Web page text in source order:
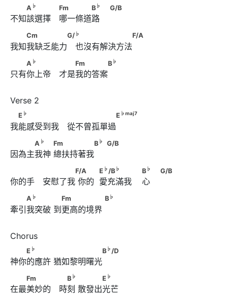
A ♭ Fm　　　　B ♭ G/B
A ♭ Fm B ♭ G/B
不知該選擇　哪一條道路
Cm　　　　　G/
F/A
Cm G/ ♭ F/A
我知我缺乏能力　也沒有解決方法
A ♭ Fm　　　　B
A ♭ Fm B ♭
只有你上帝　才是我的答案
E ♭ E♭maj
E ♭ E ♭maj7
我能感受到我　從不曾孤單過
A ♭
Fm
B♭ G/B
A ♭ Fm B ♭ G/B
因為主我神 總扶持著我
F/A      　　            E
/B♭
B ♭ G/B
F/A E ♭ /B ♭ B ♭ G/B
你的手　安慰了我 你的  愛充滿我    心
A ♭ Fm　　　　　      B
A ♭ Fm B ♭
牽引我突破 到更高的境界
E ♭ B
E ♭ B ♭ /D
神你的應許 猶如黎明曙光
Fm　　　 　B
E
Fm B ♭ E ♭
在最美妙的　時刻 散發出光芒